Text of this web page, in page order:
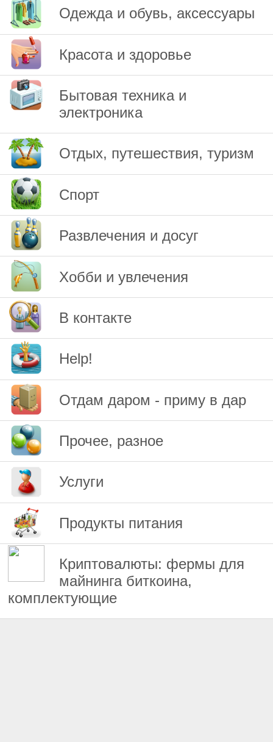
Одежда и обувь, аксессуары
Красота и здоровье
Бытовая техника и
электроника
Отдых, путешествия, туризм
Спорт
Развлечения и досуг
Хобби и увлечения
В контакте
Help!
Отдам даром - приму в дар
Прочее, разное
Услуги
Продукты питания
Криптовалюты: фермы для
майнинга биткоина,
комплектующие